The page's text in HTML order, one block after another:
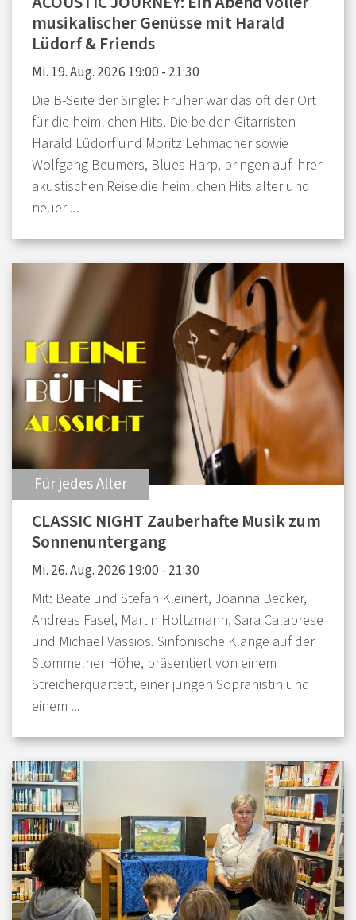
musikalischer Genüsse mit Harald
Lüdorf & Friends
Mi. 19. Aug. 2026 19:00 - 21:30
Die B-Seite der Single: Früher war das oft der Ort
für die heimlichen Hits. Die beiden Gitarristen
Harald Lüdorf und Moritz Lehmacher sowie
Wolfgang Beumers, Blues Harp, bringen auf ihrer
akustischen Reise die heimlichen Hits alter und
neuer ...
Für jedes Alter:
CLASSIC NIGHT Zauberhafte Musik zum
Sonnenuntergang
Mi. 26. Aug. 2026 19:00 - 21:30
Mit: Beate und Stefan Kleinert, Joanna Becker,
Andreas Fasel, Martin Holtzmann, Sara Calabrese
und Michael Vassios. Sinfonische Klänge auf der
Stommelner Höhe, präsentiert von einem
Streicherquartett, einer jungen Sopranistin und
einem ...